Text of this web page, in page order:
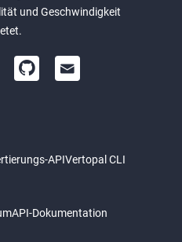
und Geschwindigkeit
APIVertopal CLI
API-Dokumentation